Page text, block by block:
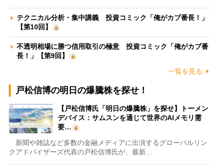
テクニカル分析・集中講義 投資コミック「俺がカブ番長！」
【第10回】
不透明相場に勝つ信用取引の極意 投資コミック「俺がカブ番
長！」【第9回】
一覧を見る
戸松信博の明日の爆騰株を探せ！
【戸松信博氏「明日の爆騰株」を探せ】トーメン
デバイス：サムスンを通じて世界のAIメモリ需
要…
新聞や雑誌など多数の金融メディアに出演するグローバルリン
クアドバイザーズ代表の戸松信博氏が、最新…